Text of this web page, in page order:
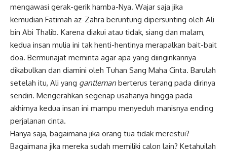
mengawasi gerak-gerik hamba-Nya. Wajar saja jika
kemudian Fatimah az-Zahra beruntung dipersunting oleh Ali
bin Abi Thalib. Karena diakui atau tidak, siang dan malam,
kedua insan mulia ini tak henti-hentinya merapalkan bait-bait
doa. Bermunajat meminta agar apa yang diinginkannya
dikabulkan dan diamini oleh Tuhan Sang Maha Cinta. Barulah
setelah itu, Ali yang gantleman berterus terang pada dirinya
sendiri. Mengerahkan segenap usahanya hingga pada
akhirnya kedua insan ini mampu menyeduh manisnya ending
perjalanan cinta.
Hanya saja, bagaimana jika orang tua tidak merestui?
Bagaimana jika mereka sudah memiliki calon lain? Ketahuilah